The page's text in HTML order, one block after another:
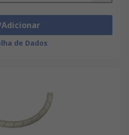
Adicionar
de Dados